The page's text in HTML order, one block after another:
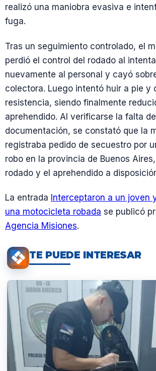
realizó una maniobra evasiva e
fuga.
Tras un seguimiento controlado, el
perdió el control del rodado al
nuevamente al personal y cayó
colectora. Luego intentó huir a pie y
resistencia, siendo finalmente
aprehendido. Al verificarse la falta de
documentación, se constató que la
registraba pedido de secuestro por
robo en la provincia de Buenos
rodado y el aprehendido a
La entrada Interceptaron a un joven
una motocicleta robada se publicó
Agencia Misiones.
TE PUEDE INTERESAR